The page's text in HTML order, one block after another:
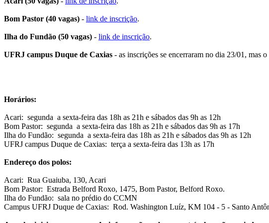
Bom Pastor (40 vagas) - link de inscrição.
Ilha do Fundão (50 vagas) - link de inscrição.
UFRJ campus Duque de Caxias - as inscrições se encerraram no dia 23/01, mas
Horários:
Acari: segunda a sexta-feira das 18h as 21h e sábados das 9h as 12h
Bom Pastor: segunda a sexta-feira das 18h as 21h e sábados das 9h as 17h
Ilha do Fundão: segunda a sexta-feira das 18h as 21h e sábados das 9h as 12h
UFRJ campus Duque de Caxias: terça a sexta-feira das 13h as 17h
Endereço dos polos:
Acari: Rua Guaiuba, 130, Acari
Bom Pastor: Estrada Belford Roxo, 1475, Bom Pastor, Belford Roxo.
Ilha do Fundão: sala no prédio do CCMN
Campus UFRJ Duque de Caxias: Rod. Washington Luíz, KM 104 - 5 - Santo